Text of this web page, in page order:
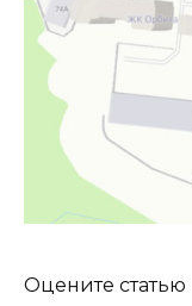
Оцените статью